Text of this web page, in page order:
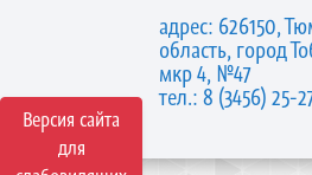
Версия сайта
для
адрес: 626150,
область, город
мкр 4, №47
тел.: 8 (3456) 25-